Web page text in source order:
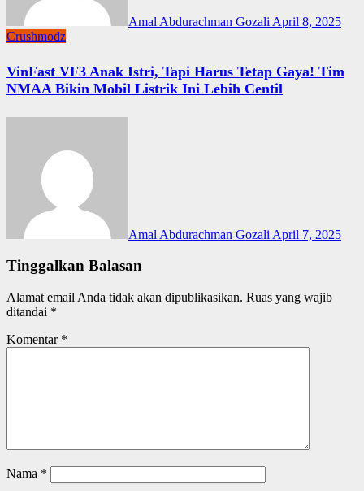
Amal Abdurachman Gozali April 8, 2025
Crushmodz
VinFast VF3 Anak Istri, Tapi Harus Tetap Gaya! Tim
NMAA Bikin Mobil Listrik Ini Lebih Centil
Amal Abdurachman Gozali April 7, 2025
Tinggalkan Balasan
Alamat email Anda tidak akan dipublikasikan. Ruas yang wajib
ditandai *
Komentar *
Nama *